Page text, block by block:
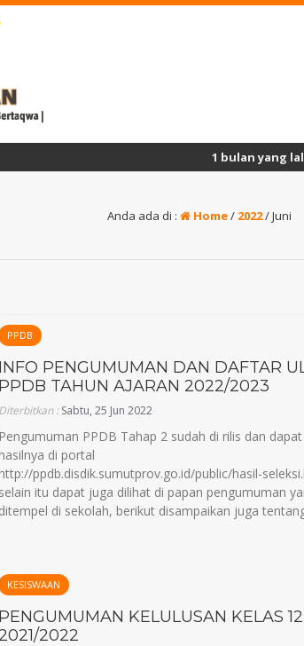
1 bulan yang lalu/ Daftar
Anda ada di : Home/ 2022/Juni
PPDB
INFO PENGUMUMAN DAN DAFTAR
PPDB TAHUN AJARAN 2022/2023
Diterbitkan :Sabtu, 25 Jun 2022
Pengumuman PPDB Tahap 2 sudah di rilis dan
hasilnya di portal
http://ppdb.disdik.sumutprov.go.id/public/hasil-
selain itu dapat juga dilihat di papan pengumuman
ditempel di sekolah, berikut disampaikan juga
KESISWAAN
PENGUMUMAN KELULUSAN KELAS
2021/2022